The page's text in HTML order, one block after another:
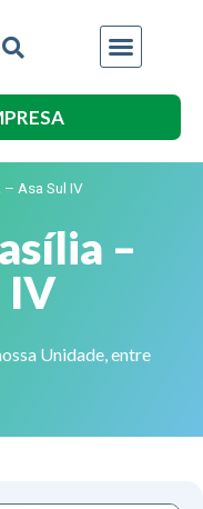
– Asa Sul IV
–
IV
Unidade, entre